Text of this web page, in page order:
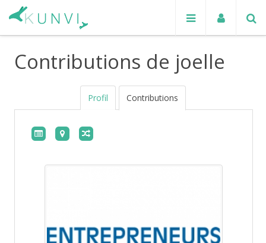
Contributions de joelle
Profil Contributions